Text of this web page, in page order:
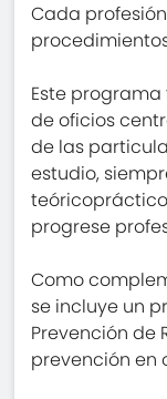
Cada
Este
de oficios
de las
estudio,
progrese
Como
se incluye un
Prevención de
prevención en